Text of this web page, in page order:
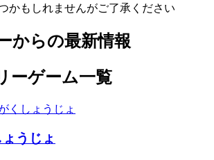
かもしれませんがご了承ください
からの最新情報
ーゲーム一覧
うじょ